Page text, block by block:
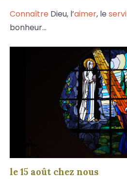
Connaître Dieu, l’aimer, le
bonheur…
le 15 août chez nous